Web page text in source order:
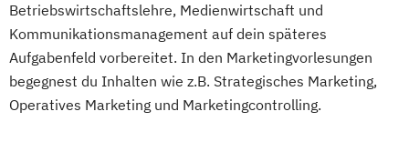
Betriebswirtschaftslehre, Medienwirtschaft und
Kommunikationsmanagement auf dein späteres
Aufgabenfeld vorbereitet. In den Marketingvorlesungen
begegnest du Inhalten wie z.B. Strategisches Marketing,
Operatives Marketing und Marketingcontrolling.